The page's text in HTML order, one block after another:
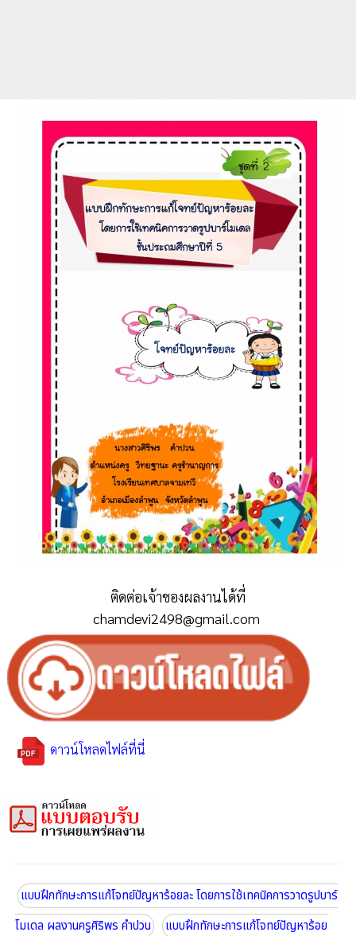
ติดต่อเจ้าของผลงานได้ที่
chamdevi2498@gmail.com
ดาวน์โหลดไฟล์ที่นี่
แบบฝึกทักษะการแก้โจทย์ปัญหาร้อยละ โดยการใช้เทคนิคการวาดรูปบาร์
โมเดล ผลงานครูศิริพร คำปวน
แบบฝึกทักษะการแก้โจทย์ปัญหาร้อย